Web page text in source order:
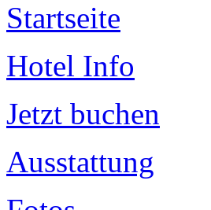
Startseite
Hotel Info
Jetzt buchen
Ausstattung